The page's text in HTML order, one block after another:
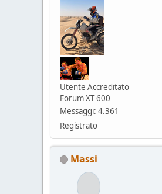
Utente Accreditato
Forum XT 600
Messaggi: 4.361
Registrato
Massi